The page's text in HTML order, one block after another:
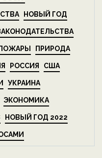
НОВЫЙ ГОД
ПОЖАРЫ ПРИРОДА
РОССИЯ США
УКРАИНА
ЭКОНОМИКА
НОВЫЙ ГОД 2022